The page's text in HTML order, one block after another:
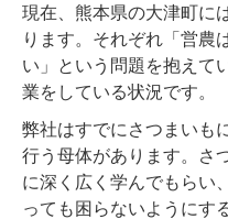
現在、熊本県の大津町に
ります。それぞれ「営農
い」という問題を抱えて
業をしている状況です。
弊社はすでにさつまいも
行う母体があります。さ
に深く広く学んでもらい
っても困らないようにす